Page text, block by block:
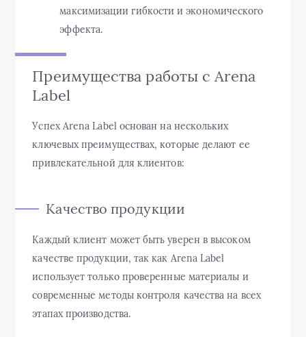
максимизации гибкости и экономического
эффекта.
Преимущества работы с Arena
Label
Успех Arena Label основан на нескольких
ключевых преимуществах, которые делают ее
привлекательной для клиентов:
Качество продукции
Каждый клиент может быть уверен в высоком
качестве продукции, так как Arena Label
использует только проверенные материалы и
современные методы контроля качества на всех
этапах производства.